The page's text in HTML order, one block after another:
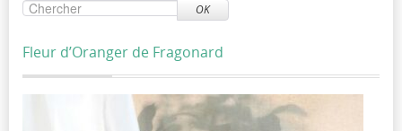
OK
Fleur d’Oranger de Fragonard